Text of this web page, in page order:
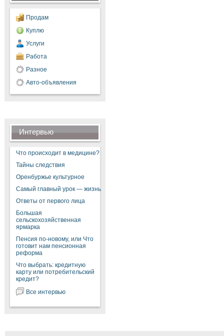
Продам
Куплю
Услуги
Работа
Разное
Авто-объявления
Интервью
Что происходит в медицине?
Тайны следствия
Оренбуржье культурное
Самый главный урок — жизнь
Ответы от первого лица
Большая
сельскохозяйственная
ярмарка
Пенсия по-новому, или Что
готовит нам пенсионная
реформа
Что выбрать: кредитную
карту или потребительский
кредит?
Все интервью